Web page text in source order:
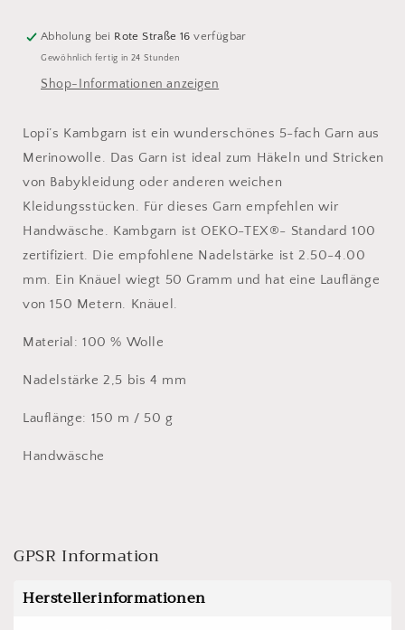
Abholung bei Rote Straße 16 verfügbar
Gewöhnlich fertig in 24 Stunden
Shop-Informationen anzeigen
Lopi’s Kambgarn ist ein wunderschönes 5-fach Garn aus
Merinowolle. Das Garn ist ideal zum Häkeln und Stricken
von Babykleidung oder anderen weichen
Kleidungsstücken. Für dieses Garn empfehlen wir
Handwäsche. Kambgarn ist OEKO-TEX®- Standard 100
zertifiziert. Die empfohlene Nadelstärke ist 2.50-4.00
mm. Ein Knäuel wiegt 50 Gramm und hat eine Lauflänge
von 150 Metern. Knäuel.
Material: 100 % Wolle
Nadelstärke 2,5 bis 4 mm
Lauflänge: 150 m / 50 g
Handwäsche
GPSR Information
Herstellerinformationen